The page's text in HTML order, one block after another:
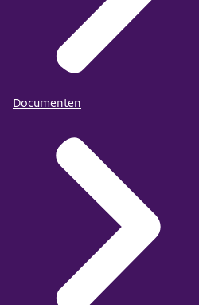
Documenten